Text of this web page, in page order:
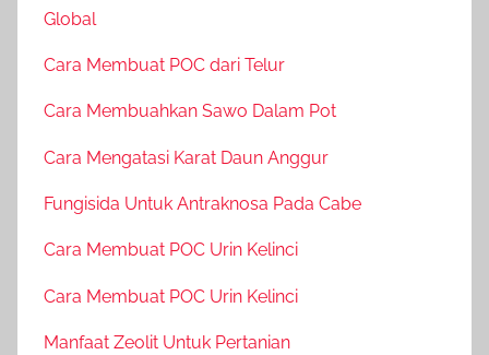
Global
Cara Membuat POC dari Telur
Cara Membuahkan Sawo Dalam Pot
Cara Mengatasi Karat Daun Anggur
Fungisida Untuk Antraknosa Pada Cabe
Cara Membuat POC Urin Kelinci
Cara Membuat POC Urin Kelinci
Manfaat Zeolit Untuk Pertanian